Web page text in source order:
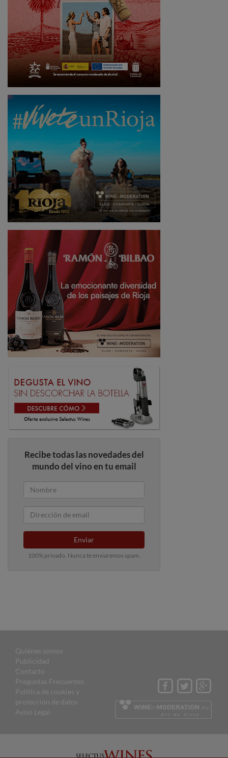
Recibe todas las novedades del
mundo del vino en tu email
Enviar
100% privado. Nunca te enviaremos spam.
Quiénes somos
Publicidad
Contacto
Preguntas Frecuentes
Política de cookies y
protección de datos
Aviso Legal